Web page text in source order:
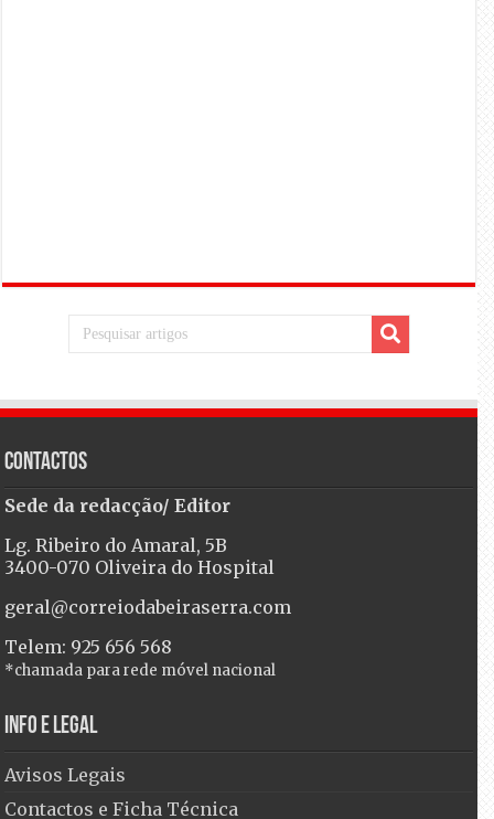
Contactos
Sede da redacção/ Editor
Lg. Ribeiro do Amaral, 5B
3400-070 Oliveira do Hospital
geral@correiodabeiraserra.com
Telem: 925 656 568
*chamada para rede móvel nacional
Info e Legal
Avisos Legais
Contactos e Ficha Técnica